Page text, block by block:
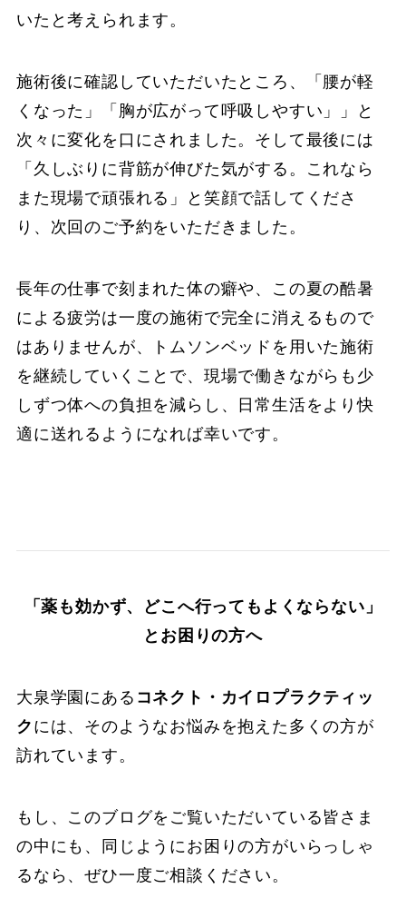
いたと考えられます。
施術後に確認していただいたところ、「腰が軽
くなった」「胸が広がって呼吸しやすい」」と
次々に変化を口にされました。そして最後には
「久しぶりに背筋が伸びた気がする。これなら
また現場で頑張れる」と笑顔で話してくださ
り、次回のご予約をいただきました。
長年の仕事で刻まれた体の癖や、この夏の酷暑
による疲労は一度の施術で完全に消えるもので
はありませんが、トムソンベッドを用いた施術
を継続していくことで、現場で働きながらも少
しずつ体への負担を減らし、日常生活をより快
適に送れるようになれば幸いです。
「薬も効かず、どこへ行ってもよくならない」
とお困りの方へ
大泉学園にある コネクト・カイロプラクティッ
ク には、そのようなお悩みを抱えた多くの方が
訪れています。
もし、このブログをご覧いただいている皆さま
の中にも、同じようにお困りの方がいらっしゃ
るなら、ぜひ一度ご相談ください。